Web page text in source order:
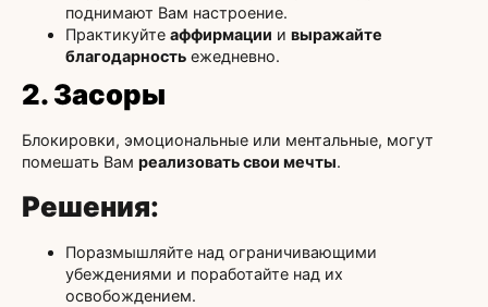
поднимают Вам настроение.
Практикуйте аффирмации и выражайте
благодарность ежедневно.
2. Засоры
Блокировки, эмоциональные или ментальные, могут
помешать Вам реализовать свои мечты.
Решения:
Поразмышляйте над ограничивающими
убеждениями и поработайте над их
освобождением.